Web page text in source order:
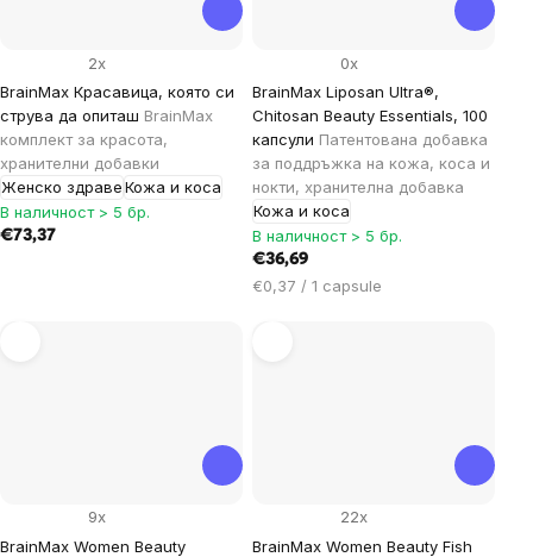
BrainMax Красавица, която си
струва да опиташ BrainMax
комплект за красота,
хранителни добавки
Женско здравеКожа и коса
2x
В наличност > 5 бр.
€73,37
BrainMax Liposan Ultra®,
Chitosan Beauty Essentials, 100
капсули Патентована добавка
за поддръжка на кожа, коса и
нокти, хранителна добавка
Кожа и коса
0x
В наличност > 5 бр.
€36,69
Цена
€0,37 / 1 capsule
BrainMax Women Beauty
9x
BrainMax Women Beauty Fish
22x